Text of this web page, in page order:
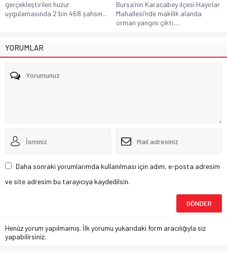
gerçekleştirilen huzur
uygulamasında 2 bin 468 şahsın...
Bursa’nın Karacabey ilçesi Hayırlar
Mahallesi’nde makilik alanda
orman yangını çıktı....
YORUMLAR
Daha sonraki yorumlarımda kullanılması için adım, e-posta adresim
ve site adresim bu tarayıcıya kaydedilsin.
Henüz yorum yapılmamış. İlk yorumu yukarıdaki form aracılığıyla siz
yapabilirsiniz.